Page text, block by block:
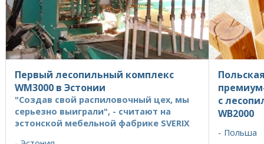
Первый лесопильный комплекс
WM3000 в Эстонии
"Создав свой распиловочный цех, мы
серьезно выиграли", - считают на
эстонской мебельной фабрике SVERIX
с
WB2000
Польша